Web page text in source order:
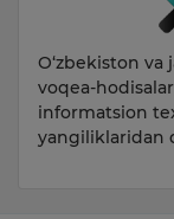
O‘zbekiston va
voqea-
informatsion
yangiliklaridan